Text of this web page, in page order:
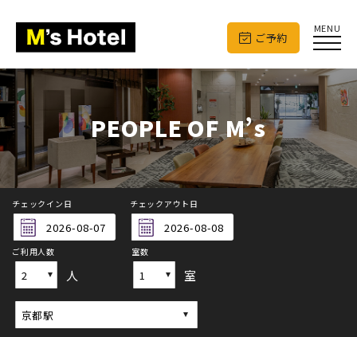
ご予約
MENU
PEOPLE OF M’s
チェックイン日 チェックアウト日
ご利用人数
人
室数
室